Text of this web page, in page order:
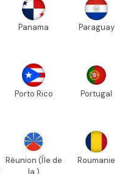
Panama Paraguay
Porto Rico Portugal
Réunion (Île de
Roumanie